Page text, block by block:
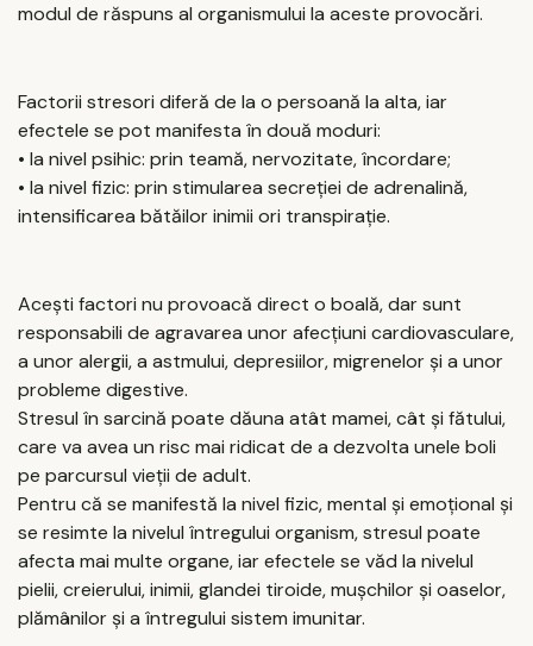
modul de răspuns al organismului la aceste provocări.
Factorii stresori diferă de la o persoană la alta, iar
efectele se pot manifesta în două moduri:
• la nivel psihic: prin teamă, nervozitate, încordare;
• la nivel fizic: prin stimularea secreției de adrenalină,
intensificarea bătăilor inimii ori transpirație.
Acești factori nu provoacă direct o boală, dar sunt
responsabili de agravarea unor afecțiuni cardiovasculare,
a unor alergii, a astmului, depresiilor, migrenelor și a unor
probleme digestive.
Stresul în sarcină poate dăuna atât mamei, cât și fătului,
care va avea un risc mai ridicat de a dezvolta unele boli
pe parcursul vieții de adult.
Pentru că se manifestă la nivel fizic, mental și emoțional și
se resimte la nivelul întregului organism, stresul poate
afecta mai multe organe, iar efectele se văd la nivelul
pielii, creierului, inimii, glandei tiroide, mușchilor și oaselor,
plămânilor și a întregului sistem imunitar.